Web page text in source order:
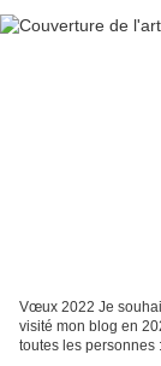
Vœux 2022 Je
visité mon blog en
toutes les personnes